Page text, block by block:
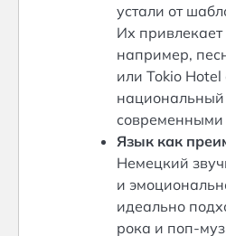
устали от
Их привлекает
например,
или Tokio Hotel
национальный
Язык как
Немецкий
и
идеально
рока и поп-